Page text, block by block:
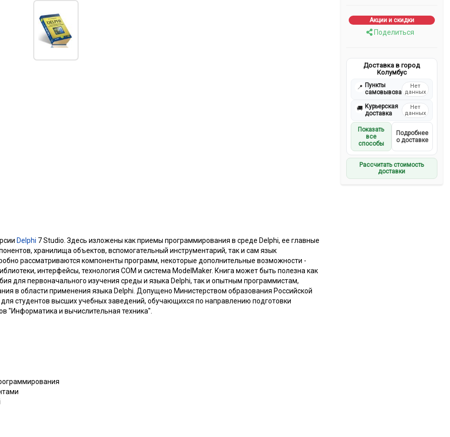
Акции и скидки
Поделиться
Доставка в город
Колумбус
📍 Пункты
самовывоза
Нет
данных
🚚 Курьерская
доставка
Нет
данных
Показать
все
способы
Подробнее
о доставке
Рассчитать стоимость
доставки
Delphi 7 Studio. Здесь изложены как приемы программирования в среде Delphi, ее главные
хранилища объектов, вспомогательный инструментарий, так и сам язык
рассматриваются компоненты программ, некоторые дополнительные возможности -
интерфейсы, технология СОМ и система ModelMaker. Книга может быть полезна как
для первоначального изучения среды и языка Delphi, так и опытным программистам,
в области применения языка Delphi. Допущено Министерством образования Российской
студентов высших учебных заведений, обучающихся по направлению подготовки
"Информатика и вычислительная техника".